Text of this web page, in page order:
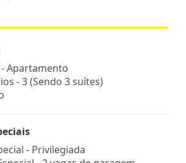
Apartamento
- 3 (Sendo 3 suítes)
- Privilegiada